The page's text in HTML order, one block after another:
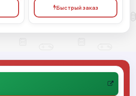
Быстрый заказ